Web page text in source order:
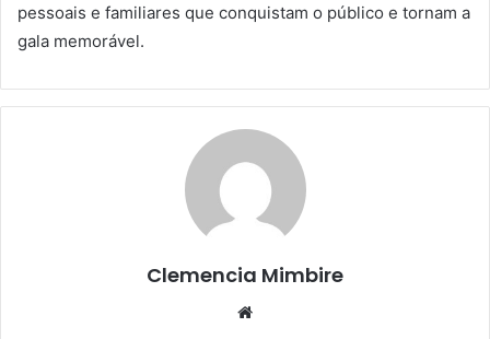
pessoais e familiares que conquistam o público e tornam a
gala memorável.
Clemencia Mimbire
Website